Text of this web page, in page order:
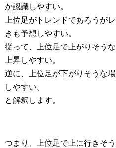
か認識しやすい。
上位足がトレンドであろうが
きも予想しやすい。
従って、上位足で上がりそう
上昇しやすい。
逆に、上位足が下がりそうな
しやすい。
と解釈します。
つまり、上位足で上に行きそ